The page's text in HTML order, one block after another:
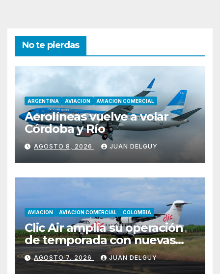
No te pierdas
ARGENTINA AVIACION AVIACION COMERCIAL
Aerolíneas vuelve a volar
Córdoba y Río
AGOSTO 8, 2026 JUAN DELGUY
AVIACION AVIACION COMERCIAL COLOMBIA
Clic Air amplía su operación
de temporada con nuevas
rutas hacia Cartagena y Tolú
AGOSTO 7, 2026 JUAN DELGUY